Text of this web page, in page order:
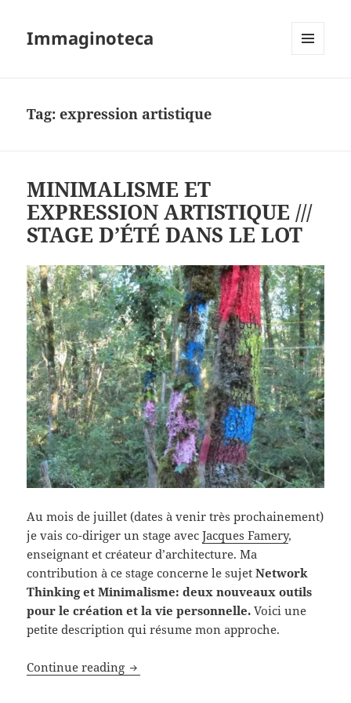
Immaginoteca
Tag:expression artistique
MINIMALISME ET
EXPRESSION ARTISTIQUE ///
STAGE D’ÉTÉ DANS LE LOT
Au mois de juillet (dates à venir très prochainement)
je vais co-diriger un stage avecJacques Famery,
enseignant et créateur d’architecture. Ma
contribution à ce stage concerne le sujetNetwork
Thinking et Minimalisme: deux nouveaux outils
pour le création et la vie personnelle.Voici une
petite description qui résume mon approche.
Continue reading MINIMALISME ET EXPRESSION